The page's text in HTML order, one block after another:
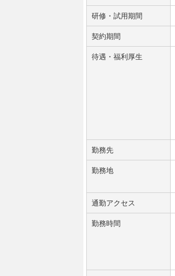
研修・試用期間
契約期間
待遇・福利厚生
勤務先
勤務地
通勤アクセス
勤務時間